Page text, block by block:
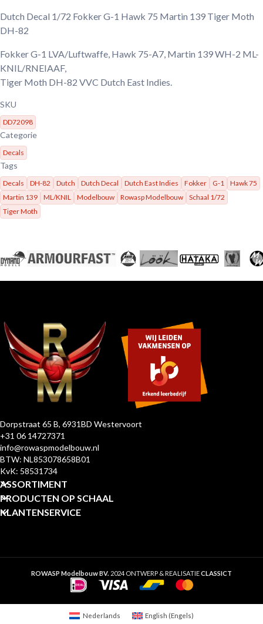
Dutch Decal 1/72 Fokker G-1 Hawk 75 Martin 139 Tiger Moth
DH-82
Fokker G-1 LVA/Luftwaffe, Hawk 75-A7, Martin 139 WH-2 ML-
KNIL/RNEIAAF,
Tiger Moth DH-82 VVC Dutch East Indies.
SKU
DD72098
Categorie
Decals
Tags
Decals DH-82 Dutch Dutch Decal Dutch East Indies Fokker G-1
Hawk 75
Martin 139
ML/KNIL Modelbouw Rowasp Modelbouw
Schaal 1/72
Tiger Moth
Dorpstraat 65 B, 6931BD Westervoort
+31 06 14727371
info@rowaspmodelbouw.nl
BTW: NL853078658B01
KvK: 58531734
ASSORTIMENT
PRODUCTEN OP SCHAAL
KLANTENSERVICE
ROWASP Modelbouw BV. 2024 ONTWERP & REALISATIECLASSICT
Nederlands English (Engels)